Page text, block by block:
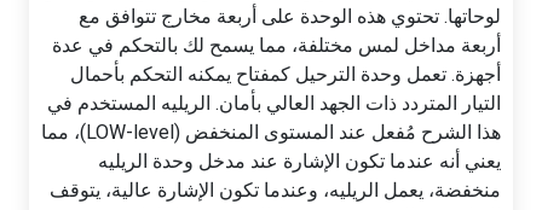
لوحاتها. تحتوي هذه الوحدة على أربعة مخارج تتوافق مع
أربعة مداخل لمس مختلفة، مما يسمح لك بالتحكم في عدة
أجهزة. تعمل وحدة الترحيل كمفتاح يمكنه التحكم بأحمال
التيار المتردد ذات الجهد العالي بأمان. الريليه المستخدم في
هذا الشرح مُفعل عند المستوى المنخفض (LOW-level)، مما
يعني أنه عندما تكون الإشارة عند مدخل وحدة الريليه
منخفضة، يعمل الريليه، وعندما تكون الإشارة عالية، يتوقف